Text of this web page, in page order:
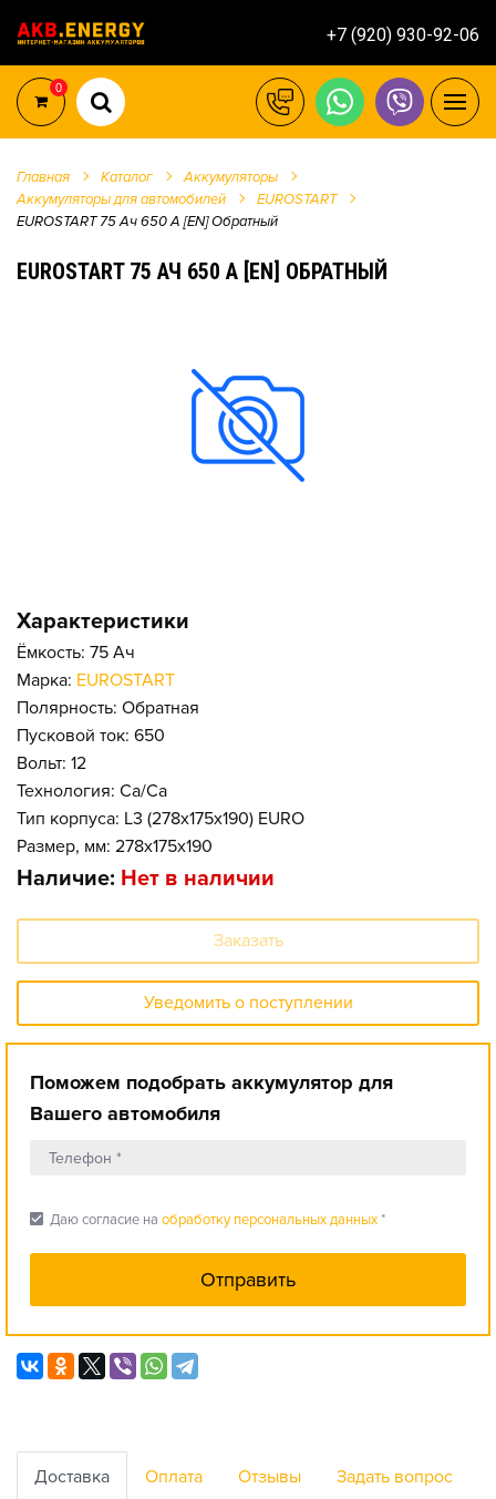
+7 (920) 930-92-06
0
Главная Каталог
Аккумуляторы
Аккумуляторы для автомобилей
EUROSTART
EUROSTART 75 Ач 650 А [EN] Обратный
EUROSTART 75 АЧ 650 А [EN] ОБРАТНЫЙ
Характеристики
Ёмкость: 75 Ач
Марка: EUROSTART
Полярность: Обратная
Пусковой ток: 650
Вольт: 12
Технология: Ca/Ca
Тип корпуса: L3 (278x175x190) EURO
Размер, мм: 278x175x190
Наличие: Нет в наличии
Заказать
Уведомить о поступлении
Поможем подобрать аккумулятор для
Вашего автомобиля
check_box Даю согласие на обработку персональных данных*
Доставка Оплата Отзывы Задать вопрос